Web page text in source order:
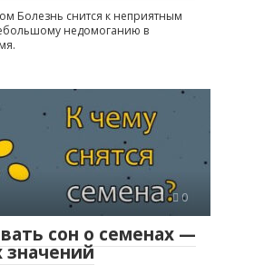
Болезнь снится к неприятным
недомоганию в
0
сон о семенах —
значений